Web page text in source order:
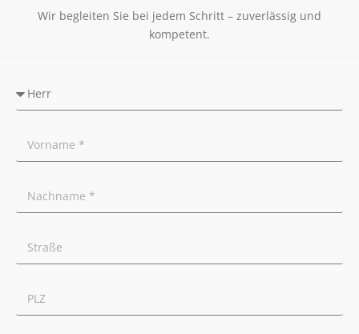
Wir begleiten Sie bei jedem Schritt – zuverlässig und
kompetent.